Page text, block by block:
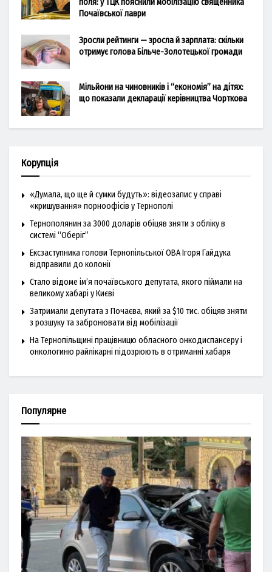
поля: у ТЦК пояснили мобілізацію священника
Почаївської лаври
Зросли рейтинги — зросла й зарплата: скільки
отримує голова Більче-Золотецької громади
Мільйони на чиновників і “економія” на дітях:
що показали декларації керівництва Чорткова
Корупція
«Думала, що ще й сумки будуть»: відеозапис у справі
«кришування» порноофісів у Тернополі
Тернополянин за 3000 доларів обіцяв зняти з обліку в
системі “Оберіг”
Ексзаступника голови Тернопільської ОВА Ігоря Гайдука
відправили до колонії
Стало відоме ім’я почаївського депутата, якого піймали на
великому хабарі у Києві
Затримали депутата з Почаєва, який за $10 тис. обіцяв зняти
з розшуку та забронювати від мобілізації
На Тернопільщині працівницю обласного онкодиспансеру і
онкологиню райлікарні підозрюють в отриманні хабаря
Популярне